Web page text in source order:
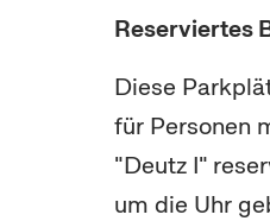
Reserviertes
Diese
für Personen
"Deutz I"
um die Uhr